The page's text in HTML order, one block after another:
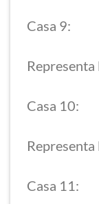
Casa 9:
Representa
Casa 10:
Representa
Casa 11: